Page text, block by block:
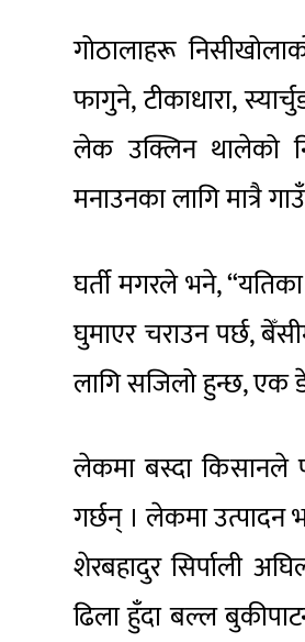
गोठालाहरू
फागुने, टीकाधारा,
लेक उक्लिन थालेको
मनाउनका लागि मात्रै
घर्ती मगरले भने,
घुमाएर चराउन पर्छ,
लागि सजिलो हुन्छ, एक
लेकमा बस्दा किसानले
गर्छन् । लेकमा उत्पादन
शेरबहादुर सिर्पाली
ढिला हुँदा बल्ल